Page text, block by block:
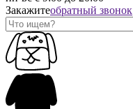
Закажитеобратный звонок